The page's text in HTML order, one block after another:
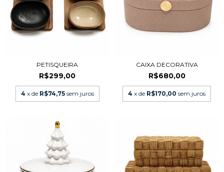
PETISQUEIRA
R$299,00
4 x de R$74,75 sem juros
CAIXA DECORATIVA
R$680,00
4 x de R$170,00 sem juros